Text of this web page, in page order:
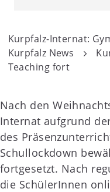
t
Kurpfalz-Internat:
Kurpfalz News
Teaching fort
Nach den
Internat aufgrund
des
Schullockdown
fortgesetzt. Nach
die SchülerInnen